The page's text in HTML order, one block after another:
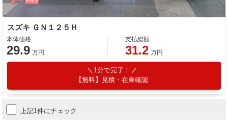
スズキ ＧＮ１２５Ｈ
本体価格
29.9 万円
支払総額
31.2 万円
1分で完了！
【無料】見積・在庫確認
上記1件にチェック